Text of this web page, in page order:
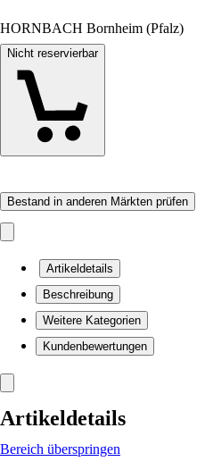
HORNBACH Bornheim (Pfalz)
Nicht reservierbar
Bestand in anderen Märkten prüfen
Artikeldetails
Beschreibung
Weitere Kategorien
Kundenbewertungen
Artikeldetails
Bereich überspringen